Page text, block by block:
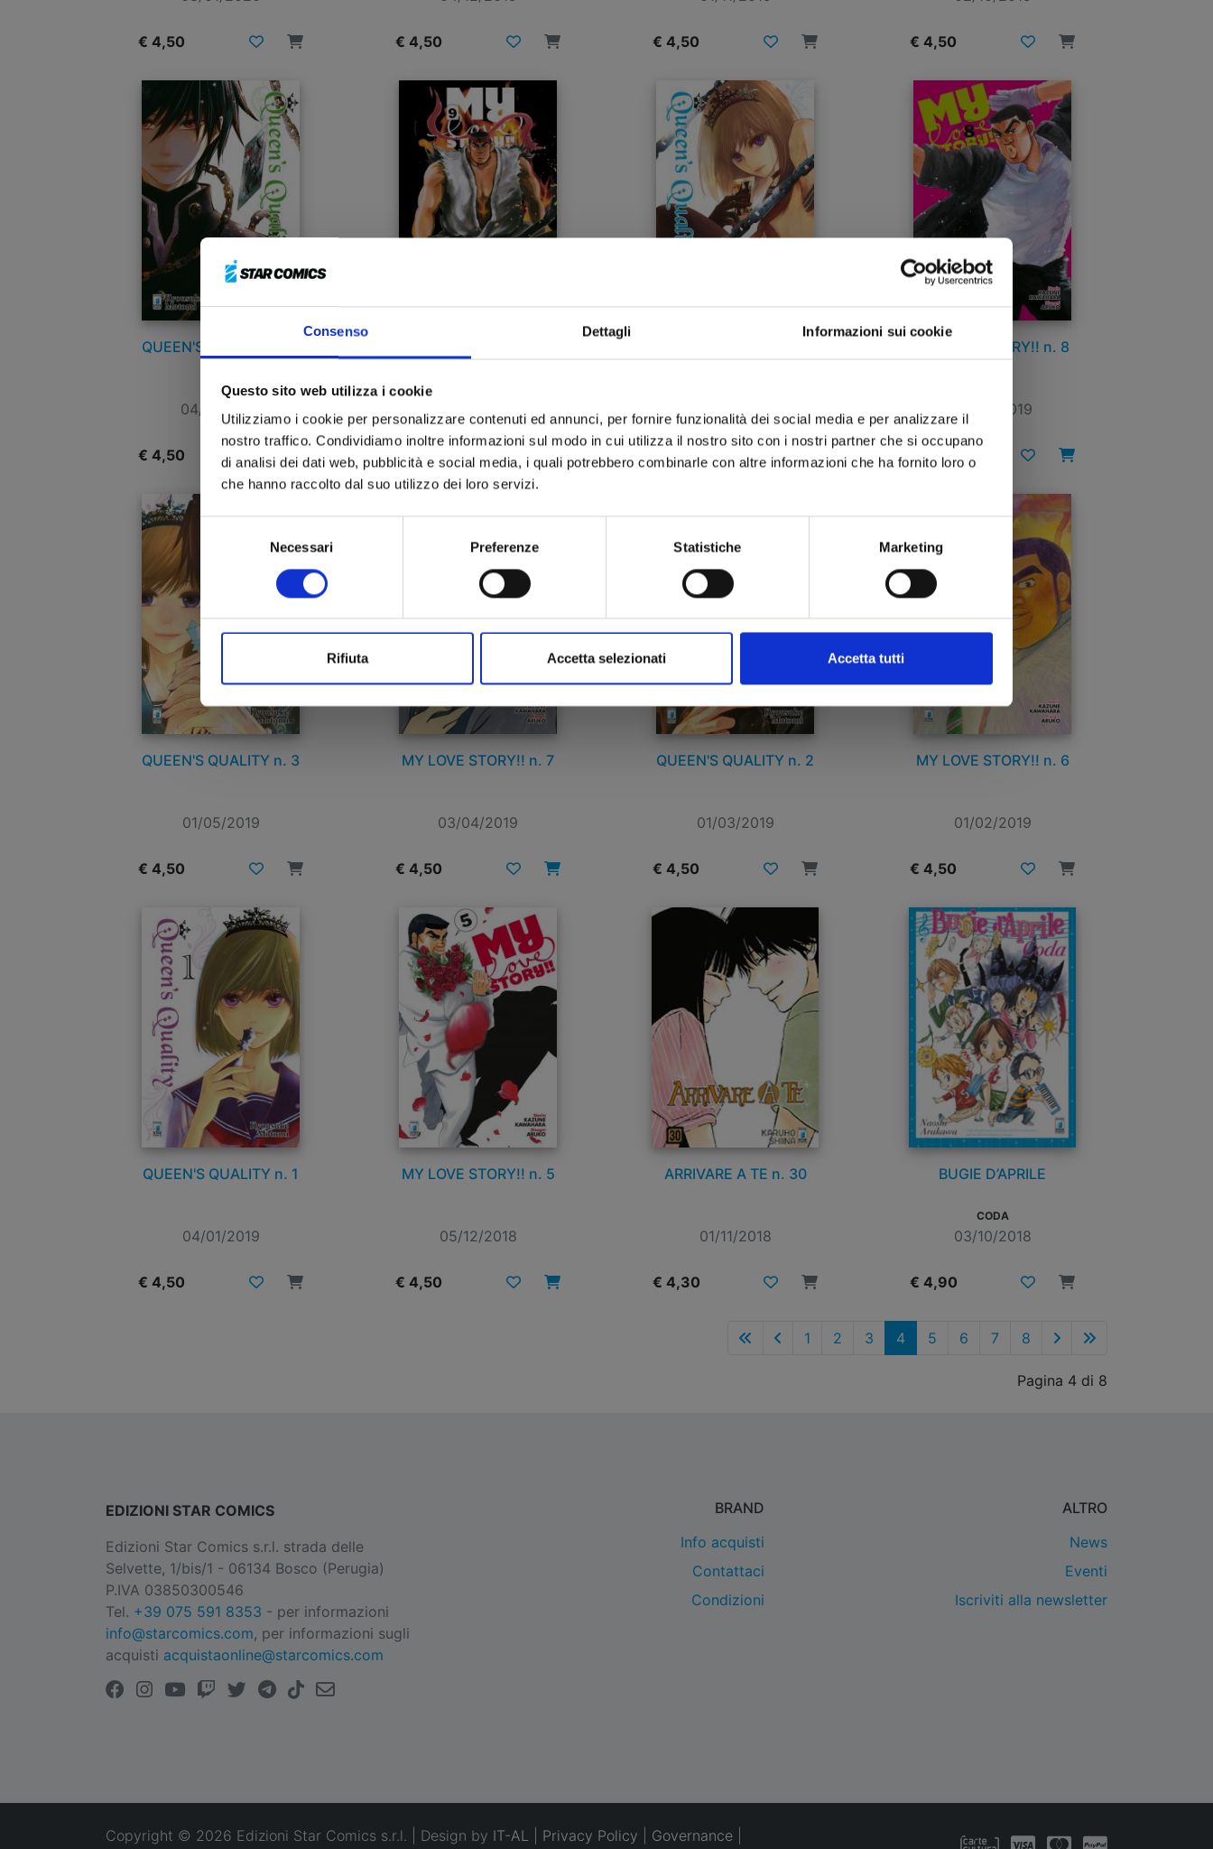
Consenso Dettagli Informazioni sui cookie
Questo sito web utilizza i cookie
Utilizziamo i cookie per personalizzare contenuti ed annunci, per fornire funzionalità dei social media e per analizzare il
nostro traffico. Condividiamo inoltre informazioni sul modo in cui utilizza il nostro sito con i nostri partner che si occupano
di analisi dei dati web, pubblicità e social media, i quali potrebbero combinarle con altre informazioni che ha fornito loro o
che hanno raccolto dal suo utilizzo dei loro servizi.
Necessari Preferenze Statistiche Marketing
Rifiuta Accetta selezionati Accetta tutti
€ 4,50 € 4,50 € 4,50 € 4,50
QUEEN'S QUALITY n. 5
04/09/2019
€ 4,50 € 4,50
03/07/2019
€ 4,50
MY LOVE STORY!! n. 8
05/06/2019
€ 4,50
QUEEN'S QUALITY n. 3
01/05/2019
€ 4,50
MY LOVE STORY!! n. 7
03/04/2019
€ 4,50
QUEEN'S QUALITY n. 2
01/03/2019
€ 4,50
MY LOVE STORY!! n. 6
01/02/2019
€ 4,50
QUEEN'S QUALITY n. 1
04/01/2019
€ 4,50
MY LOVE STORY!! n. 5
05/12/2018
€ 4,50
ARRIVARE A TE n. 30
01/11/2018
€ 4,30
BUGIE D’APRILE
CODA
03/10/2018
€ 4,90
1 2 3 4 5 6 7 8
Pagina 4 di 8
EDIZIONI STAR COMICS
Edizioni Star Comics s.r.l. strada delle
Selvette, 1/bis/1 - 06134 Bosco (Perugia)
P.IVA 03850300546
Tel. +39 075 591 8353 - per informazioni
info@starcomics.com, per informazioni sugli
acquisti acquistaonline@starcomics.com
BRAND
Info acquisti
Contattaci
Condizioni
ALTRO
News
Eventi
Iscriviti alla newsletter
Copyright © 2026 Edizioni Star Comics s.r.l. | Design by IT-AL Privacy Policy Governance